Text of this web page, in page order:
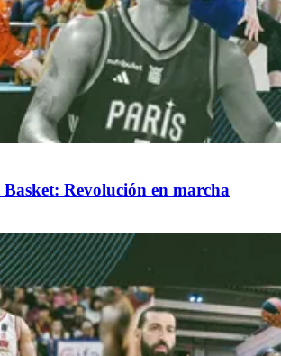
Revolución en marcha